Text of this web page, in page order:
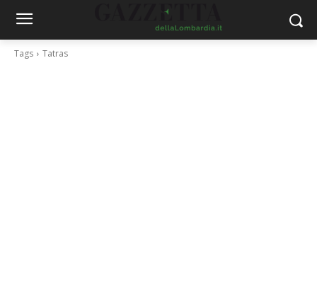
Tags Tatras